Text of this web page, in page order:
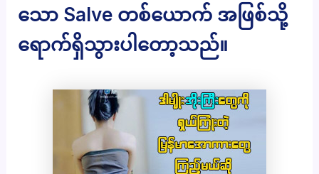
သော Salve တစ်ယောက် အဖြစ်သို့
ရောက်ရှိသွားပါတော့သည်။